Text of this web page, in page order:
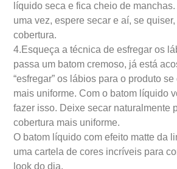
líquido seca e fica cheio de
uma vez, espere secar e aí, se
cobertura.
4.Esqueça a técnica de esfregar os
passa um batom cremoso, já está
“esfregar” os lábios para o produto
mais uniforme. Com o batom líquido
fazer isso. Deixe secar naturalmente
cobertura mais uniforme.
O batom líquido com efeito matte da
uma cartela de cores incríveis para
look do dia.